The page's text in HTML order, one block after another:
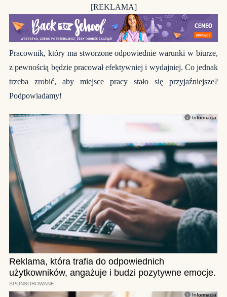
[REKLAMA]
Pracownik, który ma stworzone odpowiednie warunki w biurze,
z pewnością będzie pracował efektywniej i wydajniej. Co jednak
trzeba zrobić, aby miejsce pracy stało się przyjaźniejsze?
Podpowiadamy!